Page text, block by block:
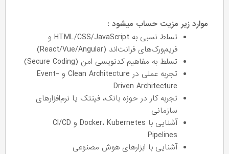
موارد زیر مزیت حساب میشود :
تسلط نسبی به HTML/CSS/JavaScript و
فریم‌ورک‌های فرانت‌اند (React/Vue/Angular)
تسلط به مفاهیم کدنویسی امن (Secure Coding)
تجربه عملی در Clean Architecture و Event-
Driven Architecture
تجربه کار در حوزه بانک، فینتک یا نرم‌افزارهای
سازمانی
آشنایی با Docker، Kubernetes و CI/CD
Pipelines
آشنایی با ابزارهای هوش مصنوعی